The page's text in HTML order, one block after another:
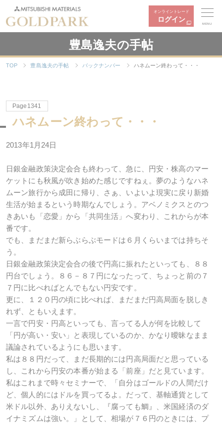
オンライントレード
ログイン
MENU
豊島逸夫の手帖
TOP 豊島逸夫の手帖 バックナンバー ハネムーン終わって・・・
Page1341
ハネムーン終わって・・・
2013年1月24日
日銀金融政策決定会合も終わって、急に、円安・株高のマー
ケットにも秋風が吹き始めた感じですねぇ。夢のようなハネ
ムーン旅行から成田に帰り、さぁ、いよいよ現実に戻り新婚
生活が始まるという時期なんでしょう。アベノミクスとのつ
きあいも「恋愛」から「共同生活」へ変わり、これからが本
番です。
でも、まだまだ新らぶらぶモードは６月くらいまでは持ちそ
う。
日銀金融政策決定会合の後で円高に振れたといっても、８８
円台でしょう。８６－８７円になったって、ちょっと前の７
７円に比べればとんでもない円安です。
更に、１２０円の頃に比べれば、まだまだ円高局面を脱しき
れず、ともいえます。
一言で円安・円高といっても、言ってる人が何を比較して
「円が高い・安い」と表現しているのか、かなり曖昧なまま
議論されているようにも思います。
私は８８円だって、まだ長期的には円高局面だと思っている
し、これから円安の本番が始まる「前座」だと見ています。
私はこれまで時々セミナーで、「自分はゴールドの人間だけ
ど、個人的にはドルを買ってるよ。だって、基軸通貨として
米ドル以外、ありえないし、『腐っても鯛』、米国経済のダ
イナミズムは強い。」として、相場が７６円のときには、プ